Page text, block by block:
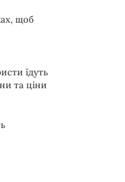
щоб
їдуть
та ціни